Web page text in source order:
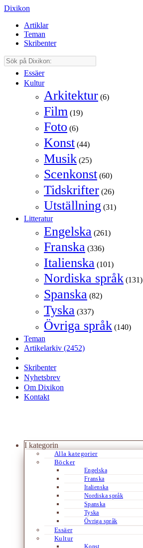
Dixikon
Artiklar
Teman
Skribenter
Essäer
Kultur
Arkitektur (6)
Film (19)
Foto (6)
Konst (44)
Musik (25)
Scenkonst (60)
Tidskrifter (26)
Utställning (31)
Litteratur
Engelska (261)
Franska (336)
Italienska (101)
Nordiska språk (131)
Spanska (82)
Tyska (337)
Övriga språk (140)
Teman
Artikelarkiv (2452)
Skribenter
Nyhetsbrev
Om Dixikon
Kontakt
I kategorin
Alla kategorier
Böcker
Engelska
Franska
Italienska
Nordiska språk
Spanska
Tyska
Övriga språk
Essäer
Kultur
Konst